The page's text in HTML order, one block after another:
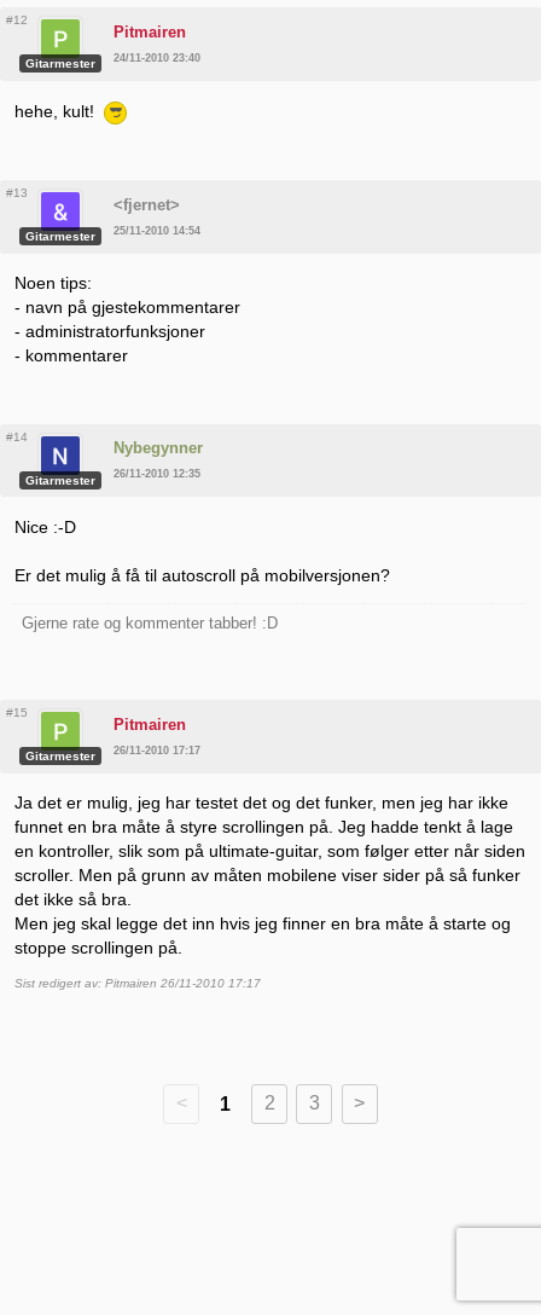
#12
Gitarmester
Pitmairen
24/11-2010 23:40
hehe, kult!
#13
Gitarmester
<fjernet>
25/11-2010 14:54
Noen tips:
- navn på gjestekommentarer
- administratorfunksjoner
- kommentarer
#14
Gitarmester
Nybegynner
26/11-2010 12:35
Nice :-D
Er det mulig å få til autoscroll på mobilversjonen?
Gjerne rate og kommenter tabber! :D
#15
Gitarmester
Pitmairen
26/11-2010 17:17
Ja det er mulig, jeg har testet det og det funker, men jeg har ikke
funnet en bra måte å styre scrollingen på. Jeg hadde tenkt å lage
en kontroller, slik som på ultimate-guitar, som følger etter når siden
scroller. Men på grunn av måten mobilene viser sider på så funker
det ikke så bra.
Men jeg skal legge det inn hvis jeg finner en bra måte å starte og
stoppe scrollingen på.
Sist redigert av: Pitmairen 26/11-2010 17:17
< 1 2 3 >